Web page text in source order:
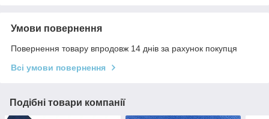
Умови повернення
Повернення товару впродовж 14 днів за рахунок покупця
Всі умови повернення
Подібні товари компанії